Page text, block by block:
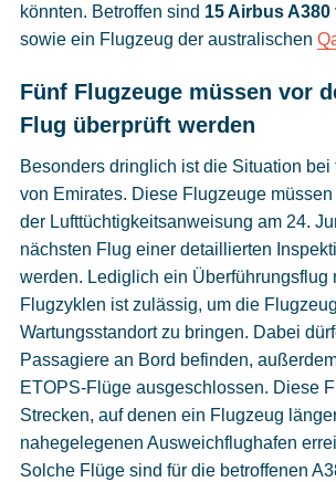
könnten. Betroffen sind 15 Airbus A380
sowie ein Flugzeug der australischen
Fünf Flugzeuge müssen vor
Flug überprüft werden
Besonders dringlich ist die Situation bei
von Emirates. Diese Flugzeuge müssen
der Lufttüchtigkeitsanweisung am 24.
nächsten Flug einer detaillierten
werden. Lediglich ein Überführungsflug
Flugzyklen ist zulässig, um die
Wartungsstandort zu bringen. Dabei
Passagiere an Bord befinden,
ETOPS-Flüge ausgeschlossen. Diese
Strecken, auf denen ein Flugzeug
nahegelegenen Ausweichflughafen
Solche Flüge sind für die betroffenen